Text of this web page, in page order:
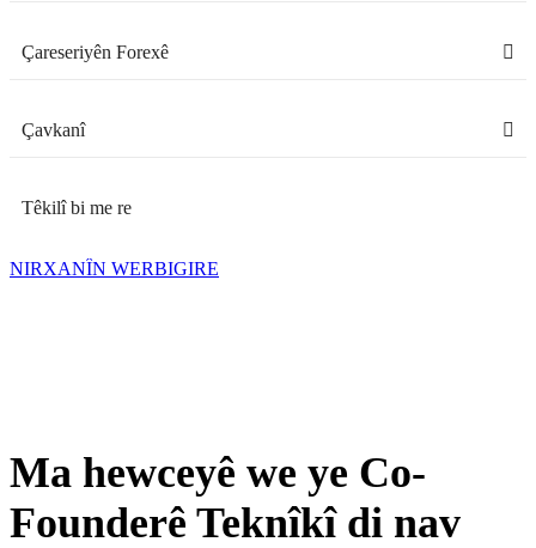
Çareseriyên Forexê
Çavkanî
Têkilî bi me re
NIRXANÎN WERBIGIRE
Ma hewceyê we ye Co-
Founderê Teknîkî di nav